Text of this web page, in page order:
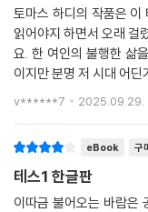
토마스 하디의 작품은 이
읽어야지 하면서 오래 걸
요. 한 여인의 불행한 삶
이지만 분명 저 시대 어
v******7 2025.09.29.
eBook 구
테스1 한글판
이따금 불어오는 바람은